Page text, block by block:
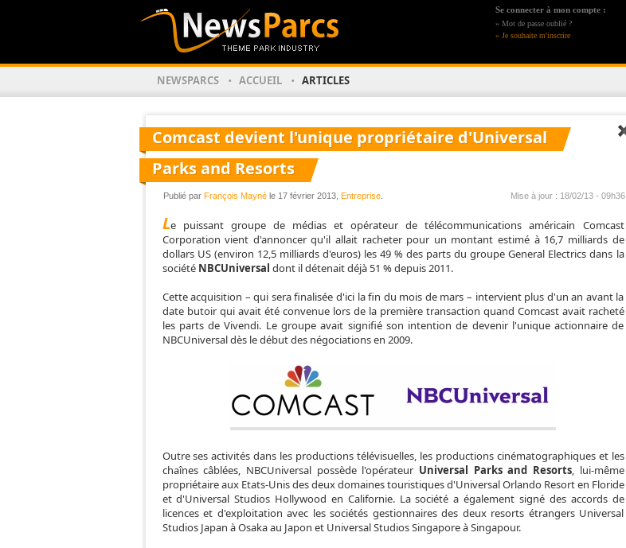
Se connecter à mon compte :
» Mot de passe oublié ?
» Je souhaite m'inscrire
NEWSPARCS ACCUEIL ARTICLES
Comcast devient l'unique propriétaire d'Universal
Parks and Resorts
Mise à jour : 18/02/13 - 09h36
Publié par François Maynéle 17 février 2013, Entreprise.
Le puissant groupe de médias et opérateur de télécommunications américain Comcast
Corporation vient d'annoncer qu'il allait racheter pour un montant estimé à 16,7 milliards de
dollars US (environ 12,5 milliards d'euros) les 49 % des parts du groupe General Electrics dans la
société NBCUniversal dont il détenait déjà 51 % depuis 2011.
Cette acquisition – qui sera finalisée d'ici la fin du mois de mars – intervient plus d'un an avant la
date butoir qui avait été convenue lors de la première transaction quand Comcast avait racheté
les parts de Vivendi. Le groupe avait signifié son intention de devenir l'unique actionnaire de
NBCUniversal dès le début des négociations en 2009.
Outre ses activités dans les productions télévisuelles, les productions cinématographiques et les
chaînes câblées, NBCUniversal possède l'opérateur Universal Parks and Resorts, lui-même
propriétaire aux Etats-Unis des deux domaines touristiques d'Universal Orlando Resort en Floride
et d'Universal Studios Hollywood en Californie. La société a également signé des accords de
licences et d'exploitation avec les sociétés gestionnaires des deux resorts étrangers Universal
Studios Japan à Osaka au Japon et Universal Studios Singapore à Singapour.